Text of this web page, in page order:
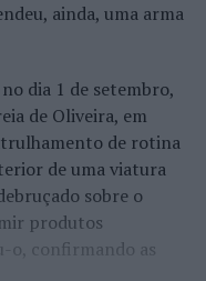
ainda, uma arma
dia 1 de setembro,
de Oliveira, em
de rotina
de uma viatura
sobre o
produtos
o, confirmando as